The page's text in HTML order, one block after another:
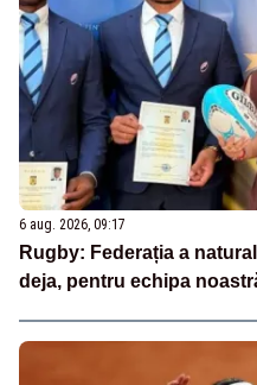
6 aug. 2026, 09:17
Rugby: Federația a
deja, pentru echipa